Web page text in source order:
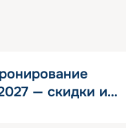
— скидки и